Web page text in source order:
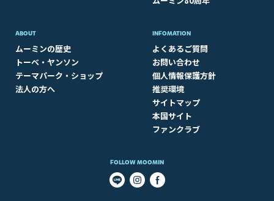
ABOUT​
ムーミンの歴史
トーベ・ヤンソン
テーマパーク・ショップ
法人の方へ
INFOMATION
よくあるご質問
お問い合わせ
個人情報保護方針
推奨環境
サイトマップ
本国サイト
ファンクラブ
FOLLOW MOOMIN